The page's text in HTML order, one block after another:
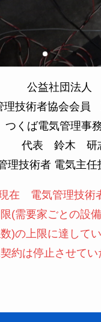
公益社団法人
理技術者協会会員
つくば電気管理事
代表 鈴木 研
技術者 電気主任
在 電気管理技術
(需要家ごとの設
)の上限に達して
約は停止させてい